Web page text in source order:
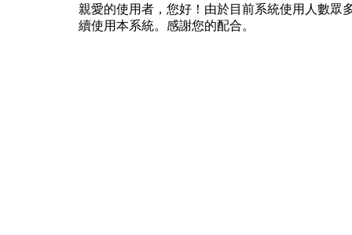
親愛的使用者，您好！由於目前系統使用人數眾
續使用本系統。感謝您的配合。